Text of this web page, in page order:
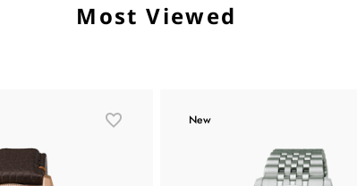
Most Viewed
New